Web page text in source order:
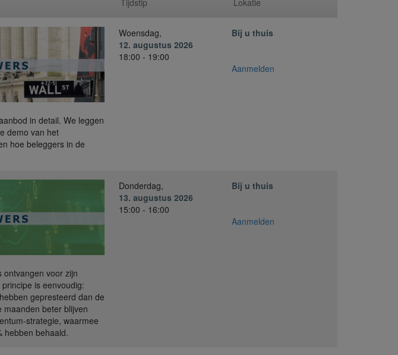
Tijdstip Lokatie
in detail. We leggen
demo van het
hoe beleggers in de
Woensdag,
12. augustus 2026
18:00 - 19:00
Bij u thuis
Aanmelden
ontvangen voor zijn
is eenvoudig:
gepresteerd dan de
maanden beter blijven
strategie, waarmee
hebben behaald.
Donderdag,
13. augustus 2026
15:00 - 16:00
Bij u thuis
Aanmelden